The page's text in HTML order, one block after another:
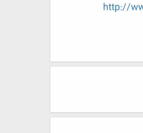
http://